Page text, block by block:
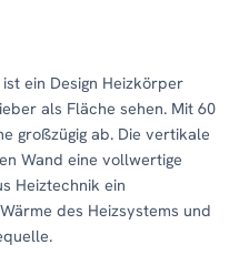
ist ein Design Heizkörper
als Fläche sehen. Mit 60
großzügig ab. Die vertikale
Wand eine vollwertige
Heiztechnik ein
des Heizsystems und